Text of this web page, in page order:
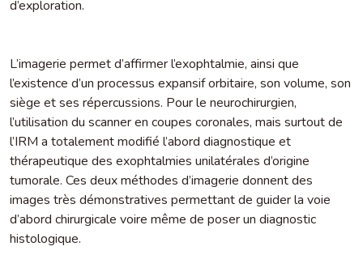
d’exploration.
L’imagerie permet d’affirmer l’exophtalmie, ainsi que
l’existence d’un processus expansif orbitaire, son volume, son
siège et ses répercussions. Pour le neurochirurgien,
l’utilisation du scanner en coupes coronales, mais surtout de
l’IRM a totalement modifié l’abord diagnostique et
thérapeutique des exophtalmies unilatérales d’origine
tumorale. Ces deux méthodes d’imagerie donnent des
images très démonstratives permettant de guider la voie
d’abord chirurgicale voire même de poser un diagnostic
histologique.